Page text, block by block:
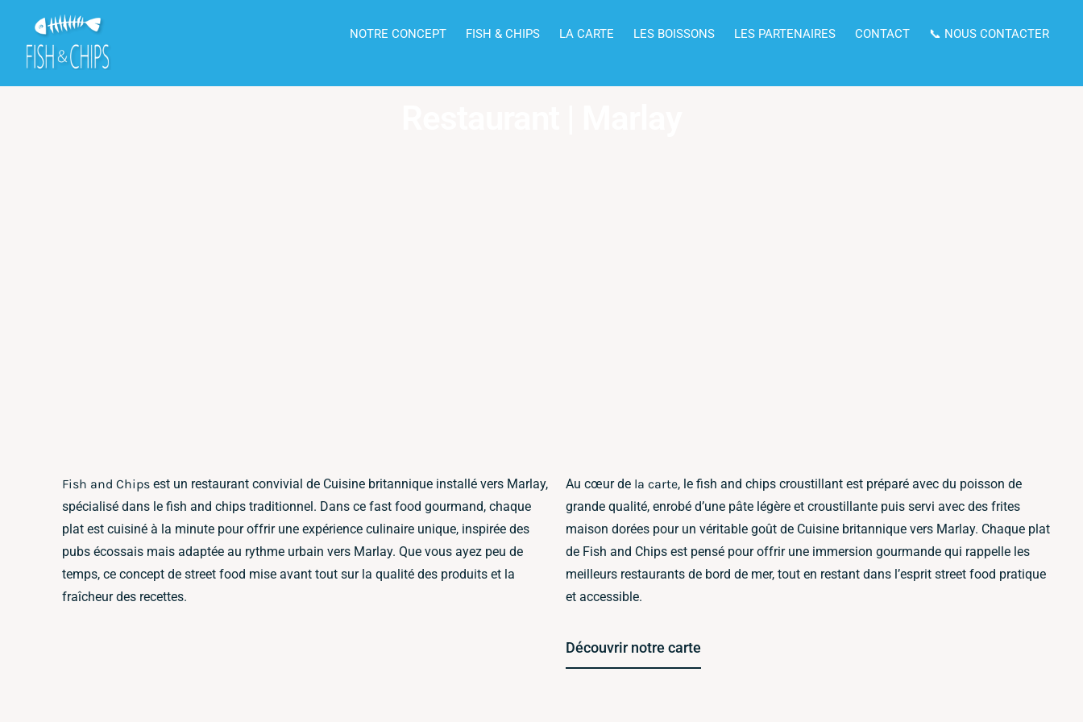
principal
NOTRE CONCEPT FISH & CHIPS LA CARTE LES BOISSONS LES PARTENAIRES CONTACT 📞 NOUS CONTACTER
Fish and Chips est un restaurant convivial de Cuisine britannique installé vers Marlay,
spécialisé dans le fish and chips traditionnel. Dans ce fast food gourmand, chaque
plat est cuisiné à la minute pour offrir une expérience culinaire unique, inspirée des
pubs écossais mais adaptée au rythme urbain vers Marlay. Que vous ayez peu de
temps, ce concept de street food mise avant tout sur la qualité des produits et la
fraîcheur des recettes.
Au cœur de la carte, le fish and chips croustillant est préparé avec du poisson de
grande qualité, enrobé d’une pâte légère et croustillante puis servi avec des frites
maison dorées pour un véritable goût de Cuisine britannique vers Marlay. Chaque plat
de Fish and Chips est pensé pour offrir une immersion gourmande qui rappelle les
meilleurs restaurants de bord de mer, tout en restant dans l’esprit street food pratique
et accessible.
Découvrir notre carte